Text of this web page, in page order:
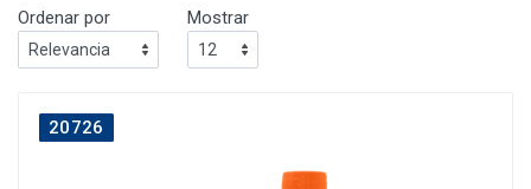
Ordenar por
Mostrar
20726